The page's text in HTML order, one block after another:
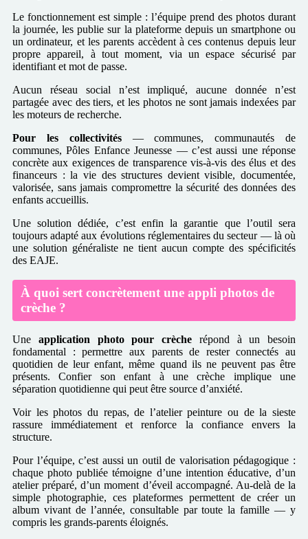
Le fonctionnement est simple : l’équipe prend des photos durant
la journée, les publie sur la plateforme depuis un smartphone ou
un ordinateur, et les parents accèdent à ces contenus depuis leur
propre appareil, à tout moment, via un espace sécurisé par
identifiant et mot de passe.
Aucun réseau social n’est impliqué, aucune donnée n’est
partagée avec des tiers, et les photos ne sont jamais indexées par
les moteurs de recherche.
Pour les collectivités— communes, communautés de
communes, Pôles Enfance Jeunesse — c’est aussi une réponse
concrète aux exigences de transparence vis-à-vis des élus et des
financeurs : la vie des structures devient visible, documentée,
valorisée, sans jamais compromettre la sécurité des données des
enfants accueillis.
Une solution dédiée, c’est enfin la garantie que l’outil sera
toujours adapté aux évolutions réglementaires du secteur — là où
une solution généraliste ne tient aucun compte des spécificités
des EAJE.
À quoi sert concrètement une appli photos de
crèche ?
Une application photo pour crèche répond à un besoin
fondamental : permettre aux parents de rester connectés au
quotidien de leur enfant, même quand ils ne peuvent pas être
présents. Confier son enfant à une crèche implique une
séparation quotidienne qui peut être source d’anxiété.
Voir les photos du repas, de l’atelier peinture ou de la sieste
rassure immédiatement et renforce la confiance envers la
structure.
Pour l’équipe, c’est aussi un outil de valorisation pédagogique :
chaque photo publiée témoigne d’une intention éducative, d’un
atelier préparé, d’un moment d’éveil accompagné. Au-delà de la
simple photographie, ces plateformes permettent de créer un
album vivant de l’année, consultable par toute la famille — y
compris les grands-parents éloignés.